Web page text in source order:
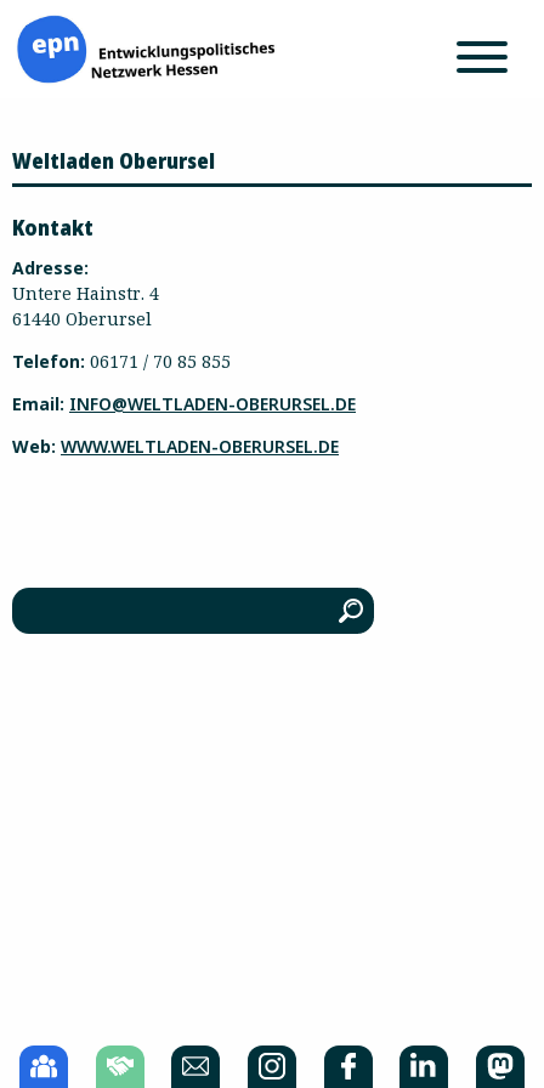
Inhalt
springen
Weltladen Oberursel
Kontakt
Adresse:
Untere Hainstr. 4
61440 Oberursel
Telefon: 06171 / 70 85 855
Email: INFO@WELTLADEN-OBERURSEL.DE
Web: WWW.WELTLADEN-OBERURSEL.DE